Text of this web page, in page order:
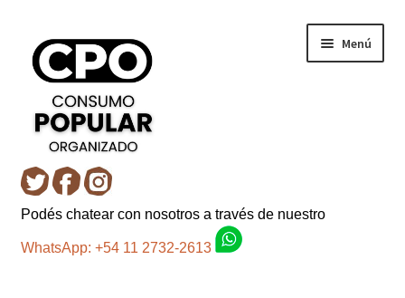
navegación
contenido
Menú
Inicio
Carro
Podés chatear con nosotros a través de nuestro
WhatsApp: +54 11 2732-2613